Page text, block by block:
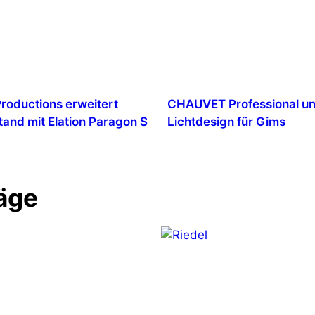
erweitert
mit Elation Paragon S
CHAUVET Professional
Lichtdesign für Gims